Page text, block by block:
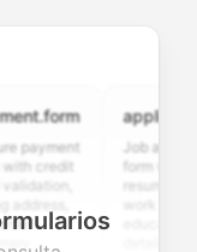
credit
Job application
form with
resume upload,
education